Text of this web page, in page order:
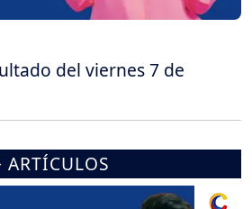
del viernes 7 de
ARTÍCULOS